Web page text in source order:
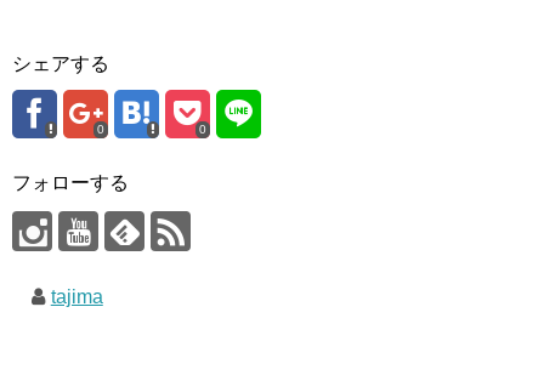
シェアする
0 0
フォローする
tajima